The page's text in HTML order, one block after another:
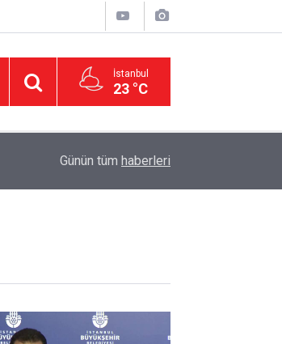
İstanbul
23 °C
DEVA Partisi'nde Büyük Kongre Hazırlıkları
Günün tüm haberleri